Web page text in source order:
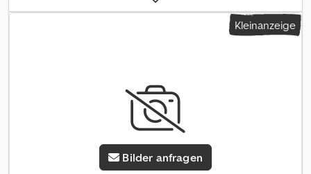
Kleinanzeige
Bilder anfragen